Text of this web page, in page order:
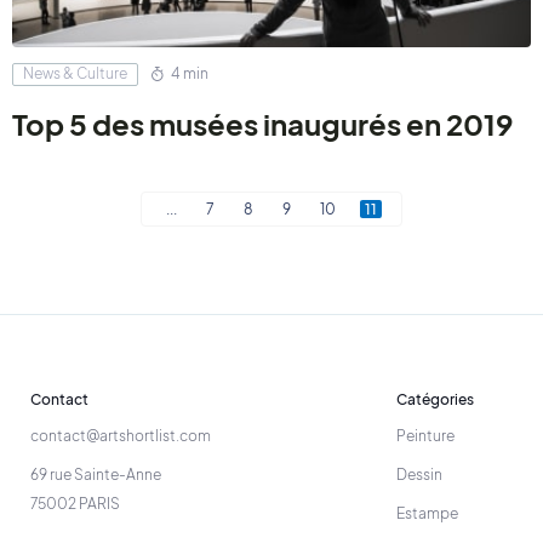
News & Culture 4 min
Top 5 des musées inaugurés en 2019
... 7 8 9 10 11
Contact
contact@artshortlist.com
69 rue Sainte-Anne
75002 PARIS
Catégories
Peinture
Dessin
Estampe